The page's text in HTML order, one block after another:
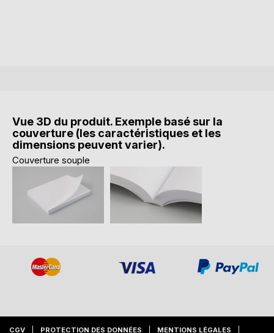
Vue 3D du produit. Exemple basé sur la
couverture (les caractéristiques et les
dimensions peuvent varier).
Couverture souple
CGV PROTECTION DES DONNÉES MENTIONS LÉGALES